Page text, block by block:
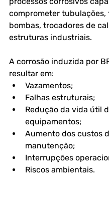
comprometer tubulações,
bombas, trocadores de
estruturas industriais.
A corrosão induzida por
resultar em:
Vazamentos;
Falhas estruturais;
Redução da vida útil
equipamentos;
Aumento dos custos
manutenção;
Interrupções
Riscos ambientais.